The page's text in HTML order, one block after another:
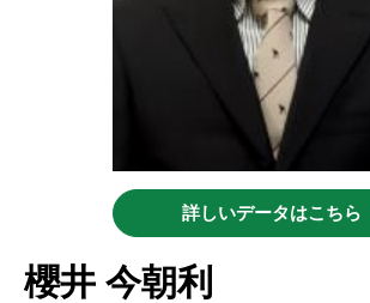
詳しいデータはこちら
櫻井 今朝利